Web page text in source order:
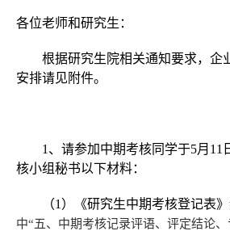
各位老师和研究生：
根据研究生院相关通知要求，企
安排请见附件。
1 、请参加中期考核同学于5月 11
核小组秘书以下材料：
（1 ）《研究生中期考核登记表
中“五、中期考核记录评语、评定结论